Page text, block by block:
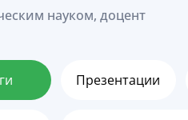
науком, доцент
Презентации